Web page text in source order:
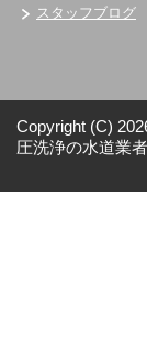
スタッフブログ
Copyright (C)
圧洗浄の水道業者